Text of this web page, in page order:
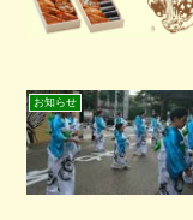
お知らせ